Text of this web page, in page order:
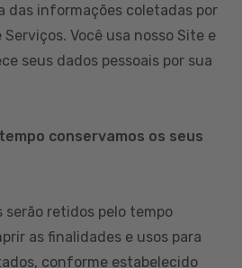
das informações coletadas por
Você usa nosso Site e
seus dados pessoais por sua
conservamos os seus
serão retidos pelo tempo
as finalidades e usos para
conforme estabelecido